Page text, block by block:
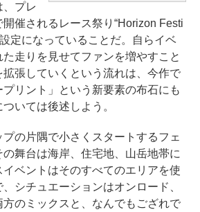
プレ
催されるレース祭り“Horizon Festi
定になっていることだ。自らイベ
走りを見せてファンを増やすこと
張していくという流れは、今作で
リント」という新要素の布石にも
いては後述しよう。
の片隅で小さくスタートするフェ
舞台は海岸、住宅地、山岳地帯に
イベントはそのすべてのエリアを使
シチュエーションはオンロード、
のミックスと、なんでもござれで